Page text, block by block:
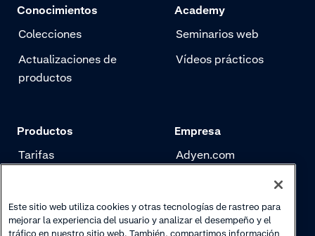
Conocimientos
Colecciones
Actualizaciones de
productos
Academy
Seminarios web
Vídeos prácticos
Productos
Tarifas
Gestión de riesgo
Authentication
Empresa
Adyen.com
Newsletter
Trabaja con nosotros
Este sitio web utiliza cookies y otras tecnologías de rastreo para
mejorar la experiencia del usuario y analizar el desempeño y el
tráfico en nuestro sitio web. También, compartimos información